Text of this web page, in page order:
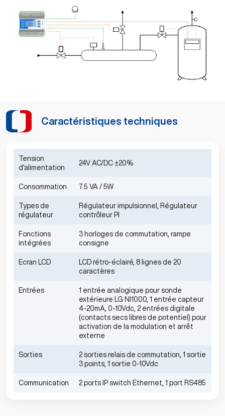
Caractéristiques techniques
Tension
d'alimentation
24V AC/DC ±20%
Consommation 7.5 VA / 5W
Types de
régulateur
Régulateur impulsionnel, Régulateur
contrôleur PI
Fonctions
intégrées
3 horloges de commutation, rampe
consigne
Ecran LCD
LCD rétro-éclairé, 8 lignes de 20
caractères
Entrées
1 entrée analogique pour sonde
extérieure LG NI1000, 1 entrée capteur
4-20mA, 0-10Vdc, 2 entrées digitale
(contacts secs libres de potentiel) pour
activation de la modulation et arrêt
externe
Sorties
2 sorties relais de commutation, 1 sortie
3 points, 1 sortie 0-10Vdc
Communication 2 ports IP switch Ethernet, 1 port RS485